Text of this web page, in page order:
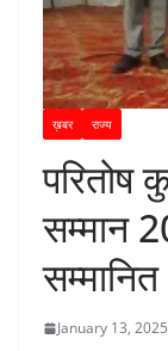
ख़बर राज्य
परितोष
सम्मान
सम्मानित
January 13, 2025